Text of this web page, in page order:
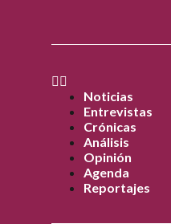
Noticias
Entrevistas
Crónicas
Análisis
Opinión
Agenda
Reportajes